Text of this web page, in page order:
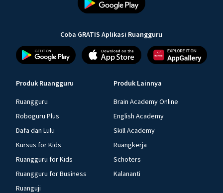
Coba GRATIS Aplikasi Ruangguru
Produk Ruangguru
Ruangguru
Roboguru Plus
Dafa dan Lulu
Kursus for Kids
Ruangguru for Kids
Ruangguru for Business
Ruanguji
Produk Lainnya
Brain Academy Online
English Academy
Skill Academy
Ruangkerja
Schoters
Kalananti